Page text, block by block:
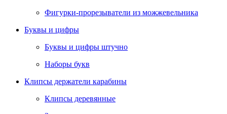
Фигурки-прорезыватели из можжевельника
Буквы и цифры
Буквы и цифры штучно
Наборы букв
Клипсы держатели карабины
Клипсы деревянные